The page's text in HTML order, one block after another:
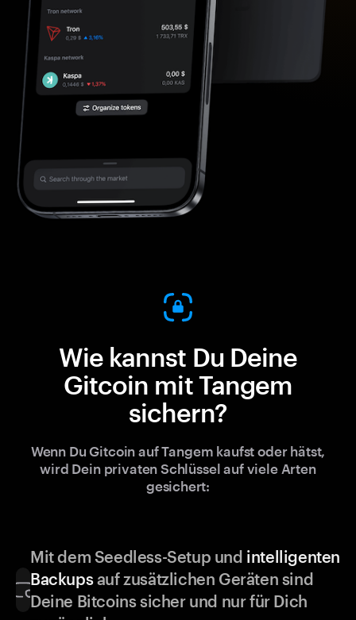
Wie kannst Du Deine
Gitcoin mit Tangem
sichern?
Wenn Du Gitcoin auf Tangem kaufst oder hätst,
wird Dein privaten Schlüssel auf viele Arten
gesichert:
Mit dem Seedless-Setup und intelligenten
Backupsauf zusätzlichen Geräten sind
Deine Bitcoins sicher und nur für Dich